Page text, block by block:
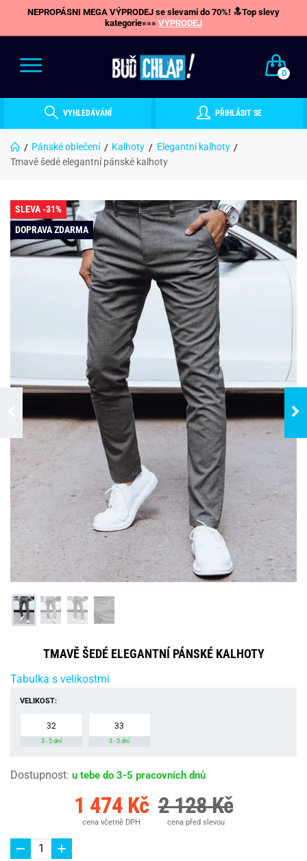
NEPROPÁSNI MEGA VÝPRODEJ se slevami do 70%! 🔝Top slevy
kategorie»»» VÝPRODEJ
0
VYHLEDÁVÁNÍ PŘIHLÁSIT SE
Pánské oblečení Kalhoty
Elegantní kalhoty
Tmavě šedé elegantní pánské kalhoty
SLEVA -31%
DOPRAVA ZDARMA
TMAVĚ ŠEDÉ ELEGANTNÍ PÁNSKÉ KALHOTY
Tabulka s velikostmi
VELIKOST:
32
3 - 5 dní
33
3 - 5 dní
Dostupnost: u tebe do 3-5 pracovních dnů
1 474 Kč
cena včetně DPH
2 128 Kč
cena před slevou